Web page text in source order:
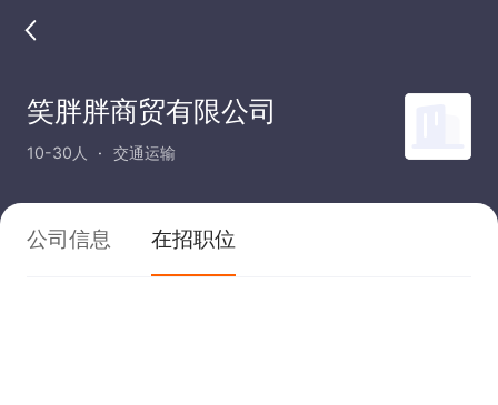
笑胖胖商贸有限公司
10-30人 交通运输
公司信息 在招职位